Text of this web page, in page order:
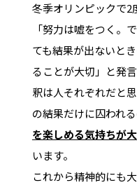
冬季オリンピックで2
「努力は嘘をつく。
ても結果が出ないと
ることが大切」と発
釈は人それぞれだと
の結果だけに囚われる
を楽しめる気持ちが
います。
これから精神的にも